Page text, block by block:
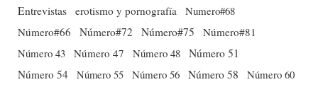
Entrevistas erotismo y pornografía Numero#68
Número#66
Número#72 Número#75
Número#81
Número 43 Número 47 Número 48 Número 51
Número 54 Número 55 Número 56 Número 58
Número 60